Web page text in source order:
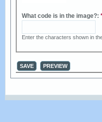
What code is in the image?:
Enter the characters shown in